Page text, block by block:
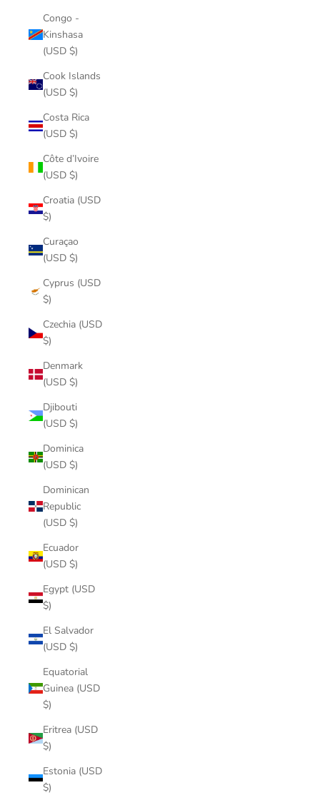
Congo -
Kinshasa
(USD $)
Cook Islands
(USD $)
Costa Rica
(USD $)
Côte d’Ivoire
(USD $)
Croatia (USD
$)
Curaçao
(USD $)
Cyprus (USD
$)
Czechia (USD
$)
Denmark
(USD $)
Djibouti
(USD $)
Dominica
(USD $)
Dominican
Republic
(USD $)
Ecuador
(USD $)
Egypt (USD
$)
El Salvador
(USD $)
Equatorial
Guinea (USD
$)
Eritrea (USD
$)
Estonia (USD
$)